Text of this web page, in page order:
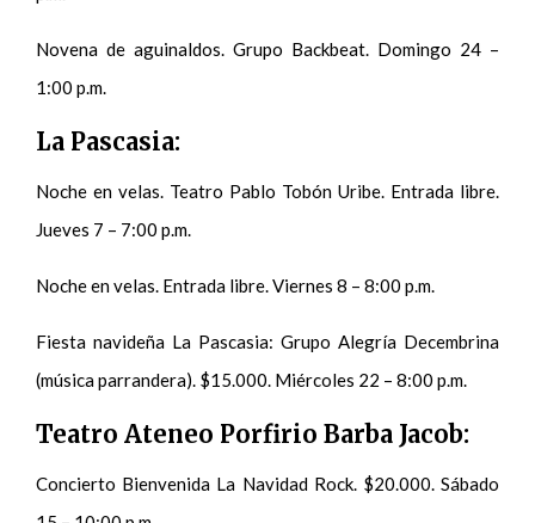
Novena de aguinaldos. Grupo Backbeat. Domingo 24 –
1:00 p.m.
La Pascasia:
Noche en velas. Teatro Pablo Tobón Uribe. Entrada libre.
Jueves 7 – 7:00 p.m.
Noche en velas. Entrada libre. Viernes 8 – 8:00 p.m.
Fiesta navideña La Pascasia: Grupo Alegría Decembrina
(música parrandera). $15.000. Miércoles 22 – 8:00 p.m.
Teatro Ateneo Porfirio Barba Jacob:
Concierto Bienvenida La Navidad Rock. $20.000. Sábado